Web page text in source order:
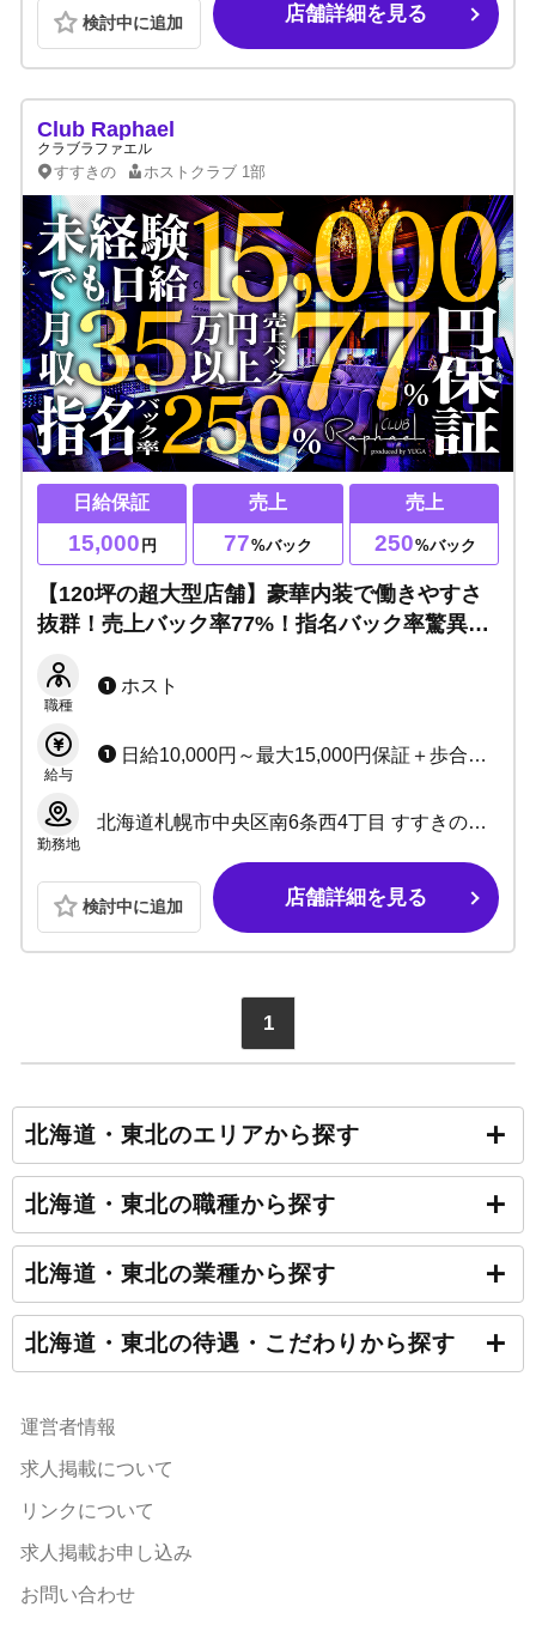
検討中に追加 店舗詳細を見る
Club Raphael
クラブラファエル
すすきの ホストクラブ 1部
日給保証
15,000 円
売上
77%バック
売上
250%バック
【120坪の超大型店舗】豪華内装で働きやすさ
抜群！売上バック率77%！指名バック率驚異の
ょう！
職種
ホスト
給与
日給10,000円～最大15,000円保証＋歩合＋各種賞金あり 売上バック率77% 指名バック率250%
勤務地
北海道札幌市中央区南6条西4丁目 すすきの野口ビル2F
検討中に追加 店舗詳細を見る
1
北海道・東北のエリアから探す
北海道・東北の職種から探す
北海道・東北の業種から探す
北海道・東北の待遇・こだわりから探す
運営者情報
求人掲載について
リンクについて
求人掲載お申し込み
お問い合わせ